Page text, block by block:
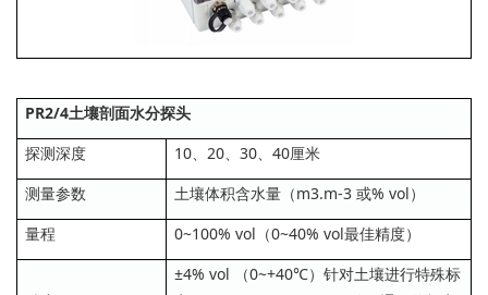
PR2/4土壤剖面水分探头
探测深度
10、20、30、40厘米
测量参数
土壤体积含水量（m3.m-3 或% vol）
量程
0~100% vol（0~40% vol最佳精度）
±4% vol （0~+40℃）针对土壤进行特殊标